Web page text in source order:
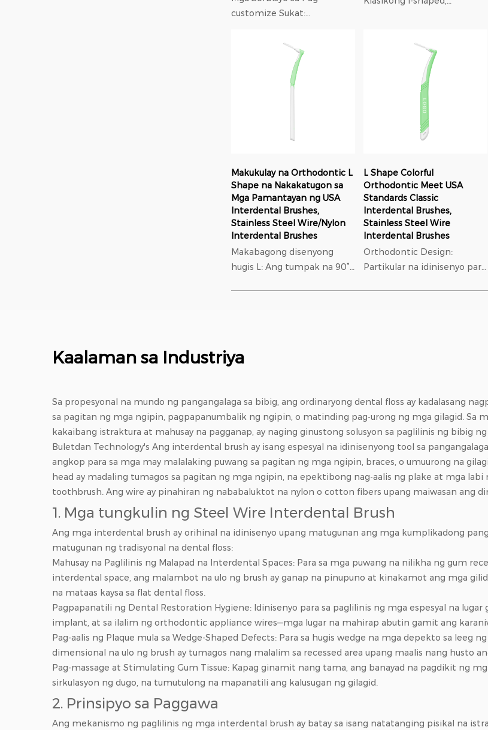
customize Sukat:
diameter sa pagitan ng
0.4mm at 1.5mm. Kulay:
Available sa iba't ibang kulay
para sa madalin...
operasyon. Matatag na
Konstruksyon: Ang hindi
kinakalawang ...
Makukulay na Orthodontic L
Shape na Nakakatugon sa
Mga Pamantayan ng USA
Interdental Brushes,
Stainless Steel Wire/Nylon
Interdental Brushes
Makabagong disenyong
hugis L: Ang tumpak na 90°
L Shape Colorful
Orthodontic Meet USA
Standards Classic
Interdental Brushes,
Stainless Steel Wire
Interdental Brushes
Orthodontic Design:
Partikular na idinisenyo para
Kaalaman sa Industriya
Sa propesyonal na mundo ng pangangalaga sa bibig, ang ordinaryong dental floss ay kadalasang
sa pagitan ng mga ngipin, pagpapanumbalik ng ngipin, o matinding pag-urong ng mga gilagid. Sa
kakaibang istraktura at mahusay na pagganap, ay naging ginustong solusyon sa paglilinis ng bibig
Buletdan Technology's Ang interdental brush ay isang espesyal na idinisenyong tool sa
angkop para sa mga may malalaking puwang sa pagitan ng mga ngipin, braces, o umuurong na
head ay madaling tumagos sa pagitan ng mga ngipin, na epektibong nag-aalis ng plake at mga
toothbrush. Ang wire ay pinahiran ng nababaluktot na nylon o cotton fibers upang maiwasan ang
1. Mga tungkulin ng Steel Wire Interdental Brush
Ang mga interdental brush ay orihinal na idinisenyo upang matugunan ang mga kumplikadong
matugunan ng tradisyonal na dental floss:
Mahusay na Paglilinis ng Malapad na Interdental Spaces: Para sa mga puwang na nilikha ng gum
interdental space, ang malambot na ulo ng brush ay ganap na pinupuno at kinakamot ang mga
na mataas kaysa sa flat dental floss.
Pagpapanatili ng Dental Restoration Hygiene: Idinisenyo para sa paglilinis ng mga espesyal na
implant, at sa ilalim ng orthodontic appliance wires—mga lugar na mahirap abutin gamit ang
Pag-aalis ng Plaque mula sa Wedge-Shaped Defects: Para sa hugis wedge na mga depekto sa leeg
dimensional na ulo ng brush ay tumagos nang malalim sa recessed area upang maalis nang husto
Pag-massage at Stimulating Gum Tissue: Kapag ginamit nang tama, ang banayad na pagdikit ng
sirkulasyon ng dugo, na tumutulong na mapanatili ang kalusugan ng gilagid.
2. Prinsipyo sa Paggawa
Ang mekanismo ng paglilinis ng mga interdental brush ay batay sa isang natatanging pisikal na